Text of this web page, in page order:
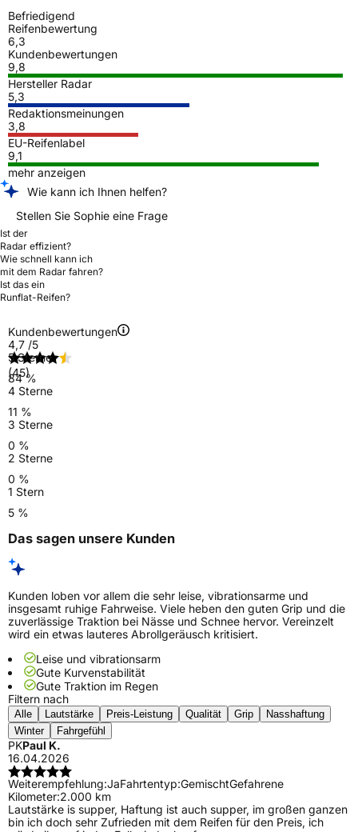
Befriedigend
Reifenbewertung
6,3
Kundenbewertungen
9,8
Hersteller Radar
5,3
Redaktionsmeinungen
3,8
EU-Reifenlabel
9,1
mehr anzeigen
Wie kann ich Ihnen helfen?
Stellen Sie Sophie eine Frage
Ist der
Radar effizient?
Wie schnell kann ich
mit dem Radar fahren?
Ist das ein
Runflat-Reifen?
Kundenbewertungen
4,7 /5
(45)
5 Sterne
84 %
4 Sterne
11 %
3 Sterne
0 %
2 Sterne
0 %
1 Stern
5 %
Das sagen unsere Kunden
Kunden loben vor allem die sehr leise, vibrationsarme und
insgesamt ruhige Fahrweise. Viele heben den guten Grip und die
zuverlässige Traktion bei Nässe und Schnee hervor. Vereinzelt
wird ein etwas lauteres Abrollgeräusch kritisiert.
Leise und vibrationsarm
Gute Kurvenstabilität
Gute Traktion im Regen
Filtern nach
Alle Lautstärke Preis-Leistung Qualität Grip
Nasshaftung
Winter
Fahrgefühl
PKPaul K.
16.04.2026
Weiterempfehlung:JaFahrtentyp:GemischtGefahrene
Kilometer:2.000 km
Lautstärke is supper, Haftung ist auch supper, im großen ganzen
bin ich doch sehr Zufrieden mit dem Reifen für den Preis, ich